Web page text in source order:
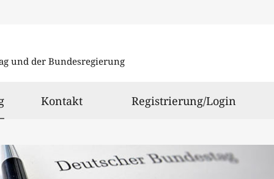
und der Bundesregierung
ausgewählt
Kontakt Registrierung/Login